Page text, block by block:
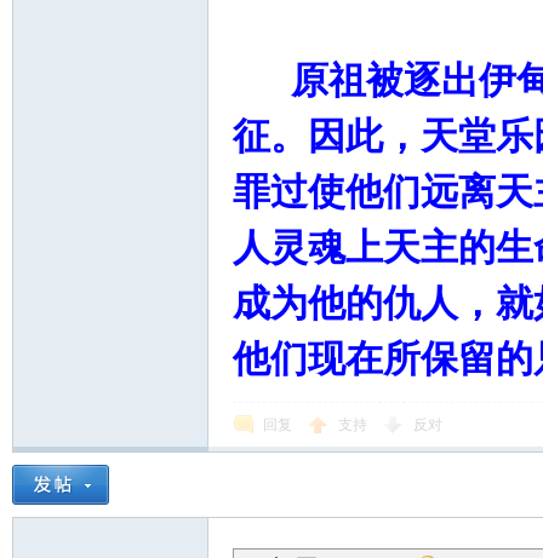
原祖被逐出伊甸
征。因此，天堂
罪过使他们远离
人灵魂上天主的
成为他的仇人，
他们现在所保留
回复 支持 反对